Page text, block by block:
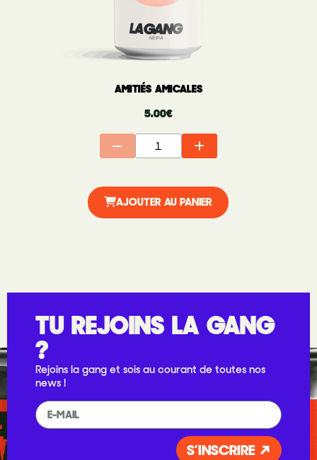
AMITIÉS AMICALES
5.00€
AJOUTER AU PANIER
TU REJOINS LA GANG
?
Rejoins la gang et sois au courant de toutes nos
news !
S’INSCRIRE ↗